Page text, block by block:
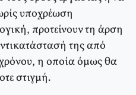
υποχρέωση
προτείνουν τη άρση
της από
η οποία όμως θα
στιγμή.